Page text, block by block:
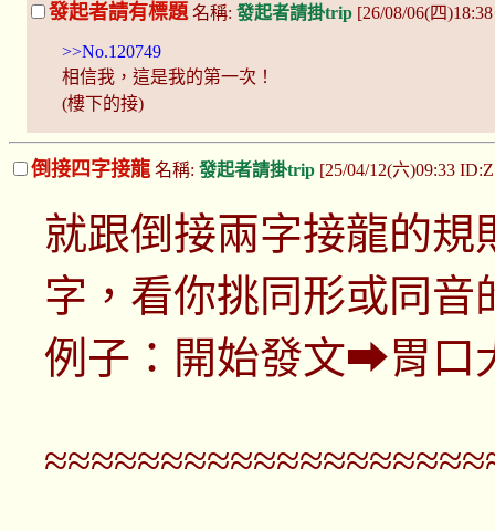
發起者請有標題 名稱: 發起者請掛trip [26/08/06(四
>>No.120749
相信我，這是我的第一次！
(樓下的接)
倒接四字接龍 名稱: 發起者請掛trip [25/04/12(六)09:33
就跟倒接兩字接龍的
字，看你挑同形或同音
例子：開始發文⮕胃